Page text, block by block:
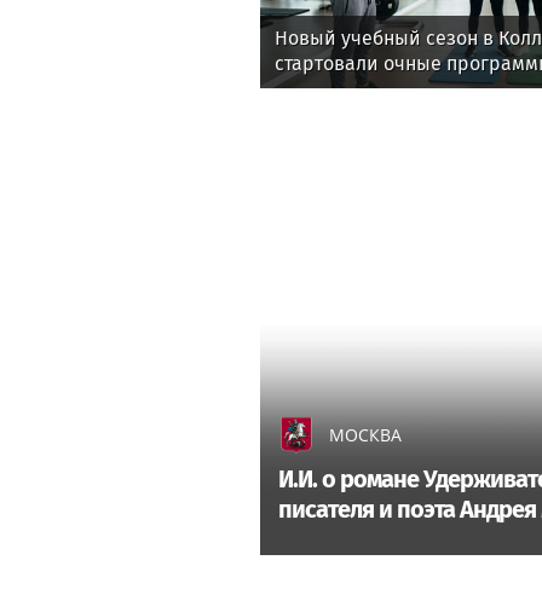
Новый учебный сезон в
стартовали очные
фитнес-тренеров и
МОСКВА
И.И. о романе
писателя и поэта